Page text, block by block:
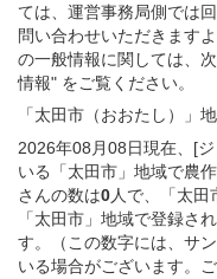
ては、運営事務局側では
問い合わせいただきます
の一般情報に関しては、
情報" をご覧ください。
「太田市（おおたし）」
2026年08月08日現在、[
いる「太田市」地域で農
さんの数は0人で、「太
「太田市」地域で登録さ
す。（この数字には、サ
いる場合がございます。